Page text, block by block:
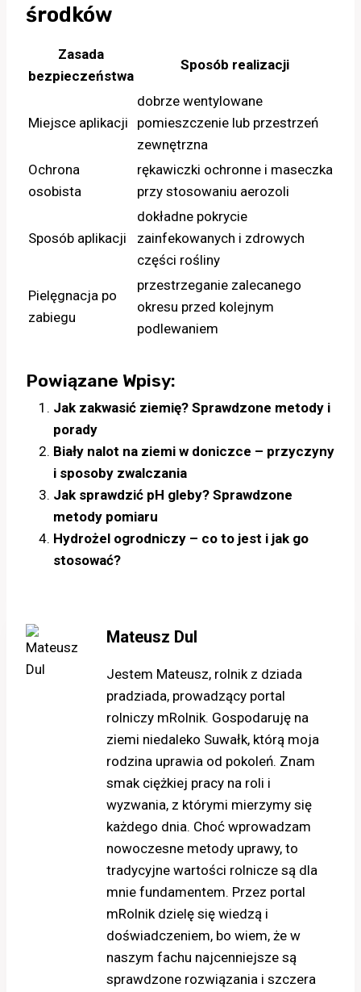
środków
Zasada
bezpieczeństwa
Sposób realizacji
Miejsce aplikacji
dobrze wentylowane
pomieszczenie lub przestrzeń
zewnętrzna
Ochrona
osobista
rękawiczki ochronne i maseczka
przy stosowaniu aerozoli
Sposób aplikacji
dokładne pokrycie
zainfekowanych i zdrowych
części rośliny
Pielęgnacja po
zabiegu
przestrzeganie zalecanego
okresu przed kolejnym
podlewaniem
Powiązane Wpisy:
Jak zakwasić ziemię? Sprawdzone metody i
porady
Biały nalot na ziemi w doniczce – przyczyny
i sposoby zwalczania
Jak sprawdzić pH gleby? Sprawdzone
metody pomiaru
Hydrożel ogrodniczy – co to jest i jak go
stosować?
Mateusz Dul
Jestem Mateusz, rolnik z dziada
pradziada, prowadzący portal
rolniczy mRolnik. Gospodaruję na
ziemi niedaleko Suwałk, którą moja
rodzina uprawia od pokoleń. Znam
smak ciężkiej pracy na roli i
wyzwania, z którymi mierzymy się
każdego dnia. Choć wprowadzam
nowoczesne metody uprawy, to
tradycyjne wartości rolnicze są dla
mnie fundamentem. Przez portal
mRolnik dzielę się wiedzą i
doświadczeniem, bo wiem, że w
naszym fachu najcenniejsze są
sprawdzone rozwiązania i szczera